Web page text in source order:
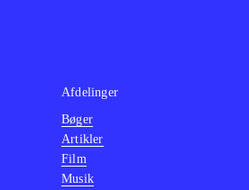
Afdelinger
Bøger
Artikler
Film
Musik